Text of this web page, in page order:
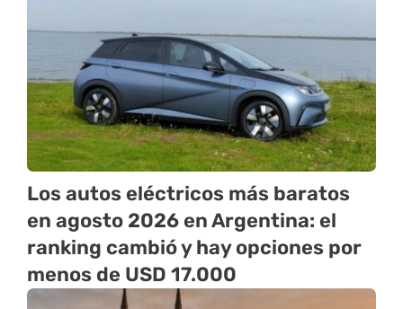
Los autos eléctricos más baratos
en agosto 2026 en Argentina: el
ranking cambió y hay opciones por
menos de USD 17.000